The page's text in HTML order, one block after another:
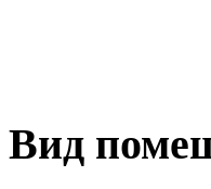
Вид